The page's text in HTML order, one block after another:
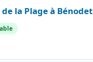
la Plage à Bénodet